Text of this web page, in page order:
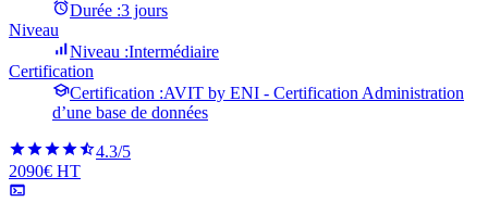
Durée :3 jours
Niveau
Niveau :Intermédiaire
Certification
Certification :AVIT by ENI - Certification Administration
d’une base de données
4.3/5
2090€ HT